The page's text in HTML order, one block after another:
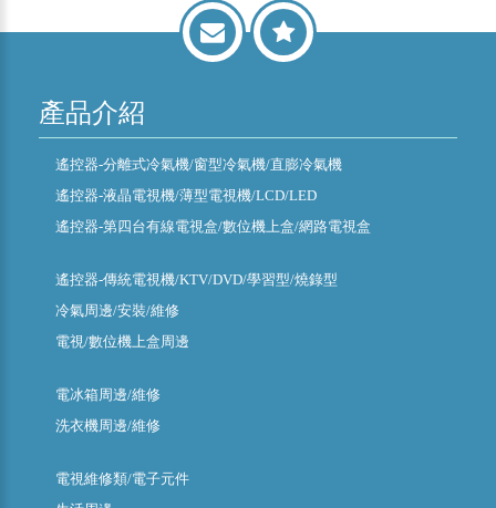
產品介紹
遙控器-分離式冷氣機/窗型冷氣機/直膨冷氣機
遙控器-液晶電視機/薄型電視機/LCD/LED
遙控器-第四台有線電視盒/數位機上盒/網路電視盒
遙控器-傳統電視機/KTV/DVD/學習型/燒錄型
冷氣周邊/安裝/維修
電視/數位機上盒周邊
電冰箱周邊/維修
洗衣機周邊/維修
電視維修類/電子元件